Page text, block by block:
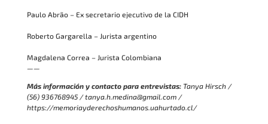
Paulo Abrão – Ex secretario ejecutivo de la CIDH
Roberto Gargarella – Jurista argentino
Magdalena Correa – Jurista Colombiana
——
Más información y contacto para entrevistas: Tanya Hirsch /
(56) 936768945 / tanya.h.medina@gmail.com /
https://memoriayderechoshumanos.uahurtado.cl/